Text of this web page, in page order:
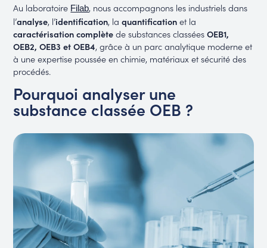
Au laboratoire Filab, nous accompagnons les industriels dans
l’analyse, l’identification, laquantificationet la
caractérisation complètede substances classéesOEB1,
OEB2, OEB3 et OEB4, grâce à un parc analytique moderne et
à une expertise poussée en chimie, matériaux et sécurité des
procédés.
Pourquoi analyser une
substance classée OEB ?